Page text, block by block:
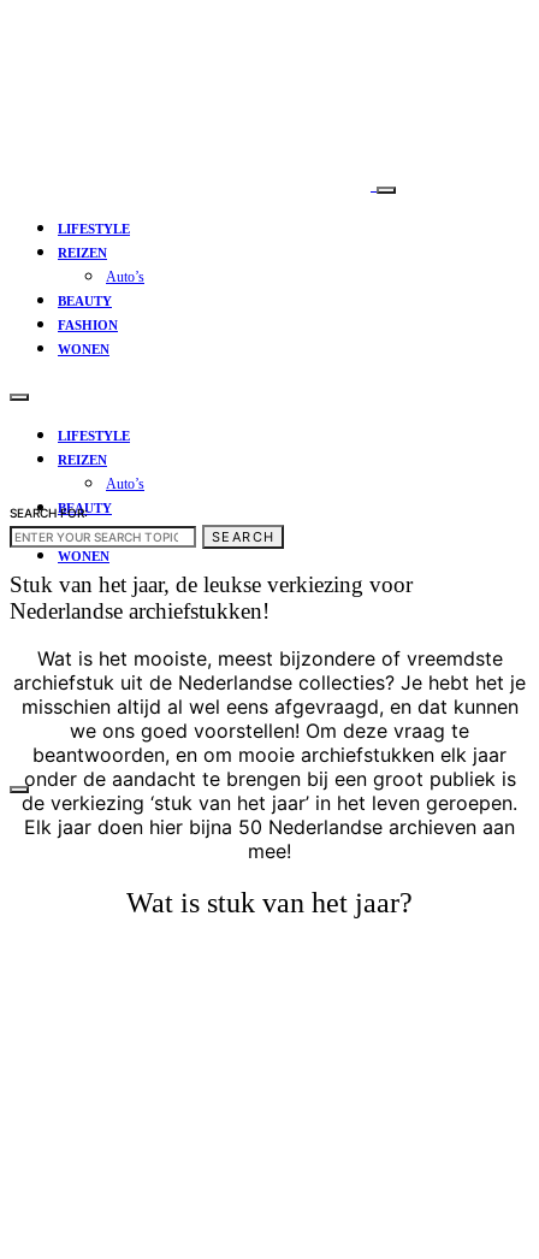
LIFESTYLE
REIZEN
Auto’s
BEAUTY
FASHION
WONEN
LIFESTYLE
REIZEN
Auto’s
BEAUTY
FASHION
WONEN
SEARCH FOR:
SEARCH
Stuk van het jaar, de leukse verkiezing voor
Nederlandse archiefstukken!
Wat is het mooiste, meest bijzondere of vreemdste
archiefstuk uit de Nederlandse collecties? Je hebt het je
misschien altijd al wel eens afgevraagd, en dat kunnen
we ons goed voorstellen! Om deze vraag te
beantwoorden, en om mooie archiefstukken elk jaar
onder de aandacht te brengen bij een groot publiek is
de verkiezing ‘stuk van het jaar’ in het leven geroepen.
Elk jaar doen hier bijna 50 Nederlandse archieven aan
mee!
Wat is stuk van het jaar?